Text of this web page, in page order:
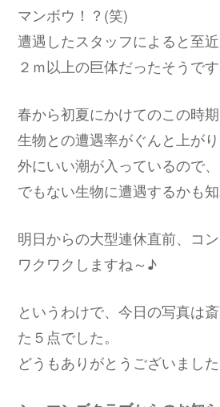
マンボウ！？(笑)
遭遇したスタッフによると至近
２ｍ以上の巨体だったそうです
春から初夏にかけてのこの時
生物との遭遇率がぐんと上が
外にいい潮が入っているので
でもない生物に遭遇するかも
明日からの大型連休直前、コ
ワクワクしますね～♪
というわけで、今日の写真は
た５点でした。
どうもありがとうございました